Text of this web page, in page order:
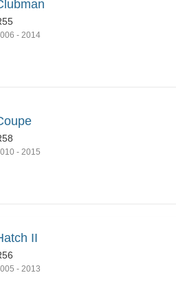
- 2014
- 2015
II
- 2013